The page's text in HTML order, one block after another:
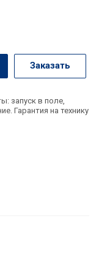
Заказать
запуск в поле,
Гарантия на технику